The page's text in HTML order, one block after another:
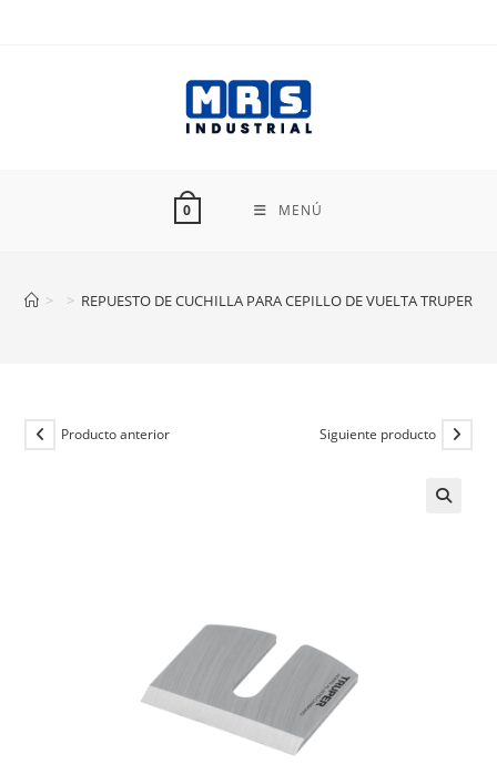
0 MENÚ
> > REPUESTO DE CUCHILLA PARA CEPILLO DE VUELTA TRUPER
Producto anterior Siguiente producto